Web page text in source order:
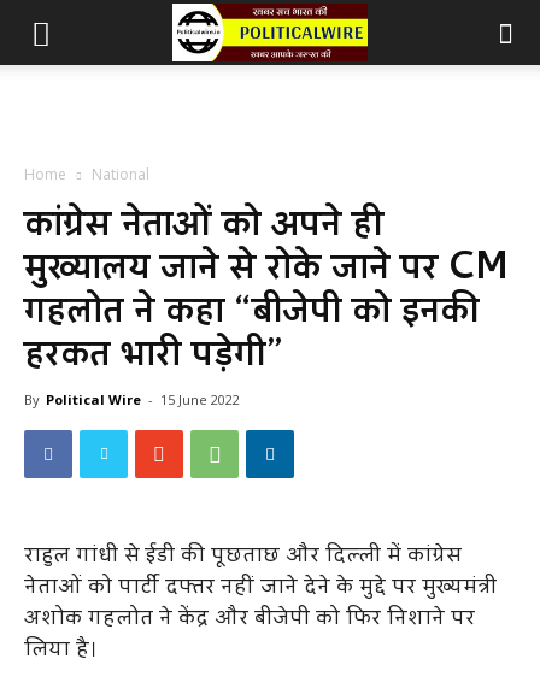
Home National
कांग्रेस नेताओं को अपने ही
मुख्यालय जाने से रोके जाने पर CM
गहलोत ने कहा “बीजेपी को इनकी
हरकत भारी पड़ेगी”
By Political Wire - 15 June 2022
राहुल गांधी से ईडी की पूछताछ और दिल्ली में कांग्रेस
नेताओं को पार्टी दफ्तर नहीं जाने देने के मुद्दे पर मुख्यमंत्री
अशोक गहलोत ने केंद्र और बीजेपी को फिर निशाने पर
लिया है।